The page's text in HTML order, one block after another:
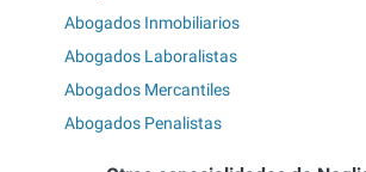
Abogados Inmobiliarios
Abogados Laboralistas
Abogados Mercantiles
Abogados Penalistas